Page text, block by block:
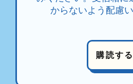
からないよう配慮い
購読する